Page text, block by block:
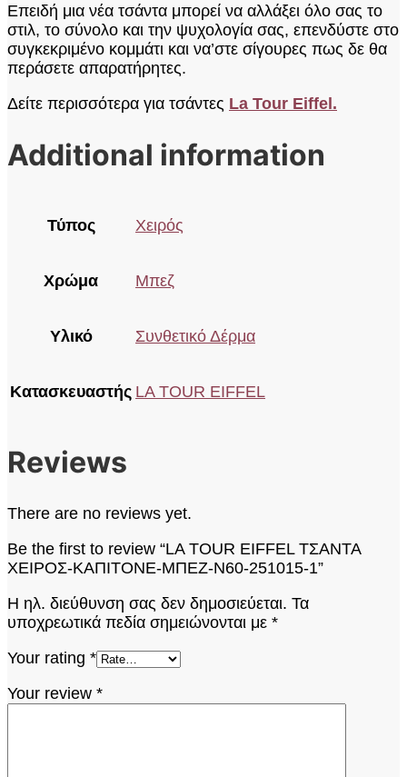
Επειδή μια νέα τσάντα μπορεί να αλλάξει όλο σας το
στιλ, το σύνολο και την ψυχολογία σας, επενδύστε στο
συγκεκριμένο κομμάτι και να’στε σίγουρες πως δε θα
περάσετε απαρατήρητες.
Δείτε περισσότερα για τσάντες La Tour Eiffel.
Additional information
Τύπος Χειρός
Χρώμα Μπεζ
Υλικό Συνθετικό Δέρμα
Κατασκευαστής LA TOUR EIFFEL
Reviews
There are no reviews yet.
Be the first to review “LA TOUR EIFFEL ΤΣΑΝΤΑ
ΧΕΙΡΟΣ-ΚΑΠΙΤΟΝΕ-ΜΠΕΖ-N60-251015-1”
Η ηλ. διεύθυνση σας δεν δημοσιεύεται. Τα
υποχρεωτικά πεδία σημειώνονται με *
Your rating *
Your review *